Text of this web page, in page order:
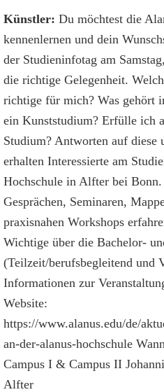
Künstler: Du möchtest die
kennenlernen und dein
der Studieninfotag am
die richtige Gelegenheit.
richtige für mich? Was gehört
ein Kunststudium? Erfülle ich
Studium? Antworten auf diese
erhalten Interessierte am
Hochschule in Alfter bei
Gesprächen, Seminaren,
praxisnahen Workshops
Wichtige über die Bachelor-
(Teilzeit/berufsbegleitend und
Informationen zur
Website:
https://www.alanus.edu/de/
an-der-alanus-hochschule
Campus I & Campus II
Alfter